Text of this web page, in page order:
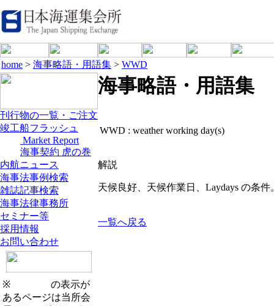
home > 海事略語・用語集 > WWD
刊行物の一覧・ご注文
竣工船フラッシュ
Market Report
海事契約 虎の巻
内航ニュース
海事法事例検索
雑誌記事検索
海事法律事務所
セミナー等
採用情報
お問い合わせ
※
の表示が
あるページは当所会
海事略語・用語集
WWD : weather working day(s)
解説
天候良好、天候作業日、Laydays の条
一覧へ戻る